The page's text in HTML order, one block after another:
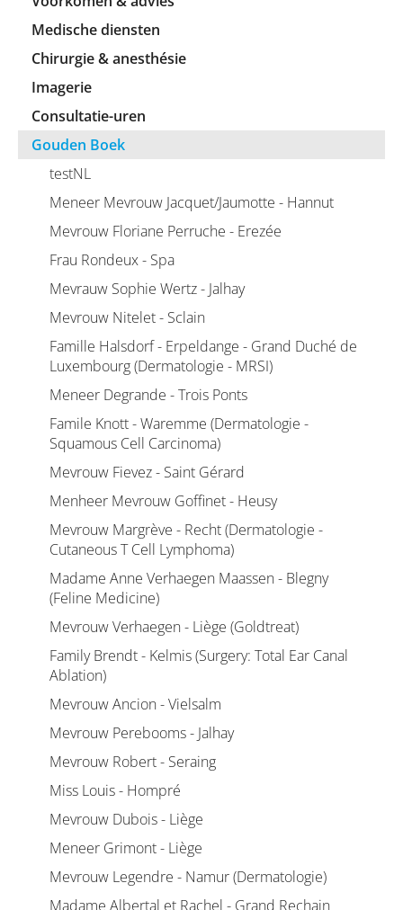
Medische diensten
Chirurgie & anesthésie
Imagerie
Consultatie-uren
Gouden Boek
testNL
Meneer Mevrouw Jacquet/Jaumotte - Hannut
Mevrouw Floriane Perruche - Erezée
Frau Rondeux - Spa
Mevrauw Sophie Wertz - Jalhay
Mevrouw Nitelet - Sclain
Famille Halsdorf - Erpeldange - Grand Duché de
Luxembourg (Dermatologie - MRSI)
Meneer Degrande - Trois Ponts
Famile Knott - Waremme (Dermatologie -
Squamous Cell Carcinoma)
Mevrouw Fievez - Saint Gérard
Menheer Mevrouw Goffinet - Heusy
Mevrouw Margrève - Recht (Dermatologie -
Cutaneous T Cell Lymphoma)
Madame Anne Verhaegen Maassen - Blegny
(Feline Medicine)
Mevrouw Verhaegen - Liège (Goldtreat)
Family Brendt - Kelmis (Surgery: Total Ear Canal
Ablation)
Mevrouw Ancion - Vielsalm
Mevrouw Perebooms - Jalhay
Mevrouw Robert - Seraing
Miss Louis - Hompré
Mevrouw Dubois - Liège
Meneer Grimont - Liège
Mevrouw Legendre - Namur (Dermatologie)
Madame Albertal et Rachel - Grand Rechain